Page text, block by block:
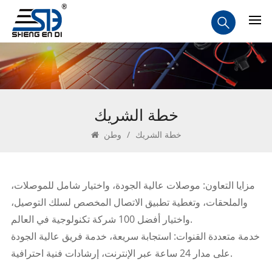
خطة الشريك
وطن / خطة الشريك
مزايا التعاون: موصلات عالية الجودة، واختيار شامل للموصلات،
والملحقات، وتغطية تطبيق الاتصال المخصص لسلك التوصيل،
واختيار أفضل 100 شركة تكنولوجية في العالم.
خدمة متعددة القنوات: استجابة سريعة، خدمة فريق عالية الجودة
على مدار 24 ساعة عبر الإنترنت، إرشادات فنية احترافية.